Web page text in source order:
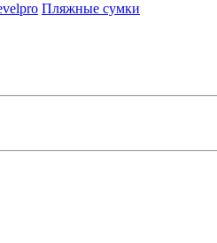
Пляжные сумки